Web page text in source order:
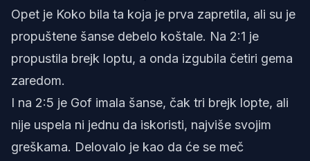
Opet je Koko bila ta koja je prva zapretila, ali su je
propuštene šanse debelo koštale. Na 2:1 je
propustila brejk loptu, a onda izgubila četiri gema
zaredom.
I na 2:5 je Gof imala šanse, čak tri brejk lopte, ali
nije uspela ni jednu da iskoristi, najviše svojim
greškama. Delovalo je kao da će se meč